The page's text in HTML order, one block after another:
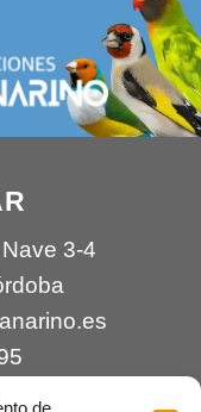
3-4